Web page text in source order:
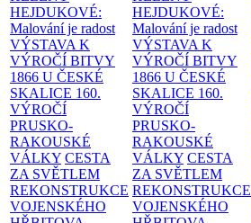
HEJDUKOVÉ:
Malování je radost
VÝSTAVA K
VÝROČÍ BITVY
1866 U ČESKÉ
SKALICE 160.
VÝROČÍ
PRUSKO-
RAKOUSKÉ
VÁLKY CESTA
ZA SVĚTLEM
REKONSTRUKCE
VOJENSKÉHO
HEJDUKOVÉ:
Malování je radost
VÝSTAVA K
VÝROČÍ BITVY
1866 U ČESKÉ
SKALICE 160.
VÝROČÍ
PRUSKO-
RAKOUSKÉ
VÁLKY CESTA
ZA SVĚTLEM
REKONSTRUKCE
VOJENSKÉHO